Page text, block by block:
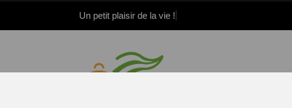
Un petit plaisir de la vie !